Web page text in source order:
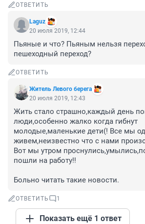
ОТВЕТИТЬ
Laguz
20 июля 2019, 12:44
Пьяные и что? Пьяным нельзя
пешеходный переход?
ОТВЕТИТЬ
Житель Левого берега
20 июля 2019, 12:43
Жить стало страшно,каждый день
люди,особенно жалко когда гибнут
молодые,маленькие дети(! Все мы
живем,неизвестно что с нами
Вот мы утром
пошли на работу!!
Больно читать такие новости.
ОТВЕТИТЬ 1
Показать ещё 1 ответ